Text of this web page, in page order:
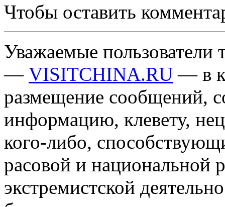
Чтобы оставить
Уважаемые пользователи
— VISITCHINA.RU — в
размещение сообщений,
информацию, клевету,
кого-либо,
расовой и национальной
экстремистской